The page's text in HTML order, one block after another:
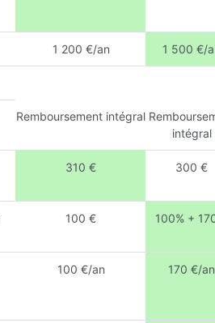
1 200 €/an 1 500 €/
Remboursement intégral
intégral
310 € 300 €
100 € 100% +
100 €/an 170 €/an